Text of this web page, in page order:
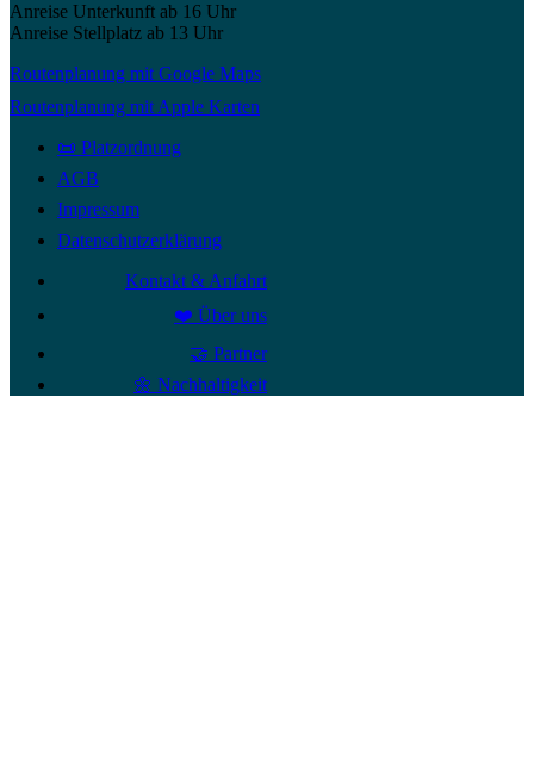
Anreise Unterkunft ab 16 Uhr
Anreise Stellplatz ab 13 Uhr
Routenplanung mit Google Maps
Routenplanung mit Apple Karten
📜 Platzordnung
AGB
Impressum
Datenschutzerklärung
Kontakt & Anfahrt
❤️ Über uns
🤝 Partner
🌼 Nachhaltigkeit